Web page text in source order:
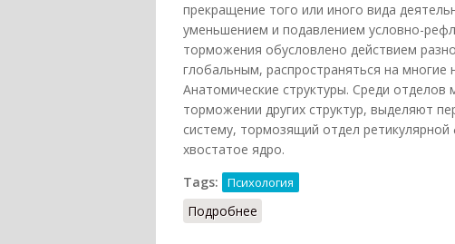
прекращение того или иного вида
уменьшением и подавлением условно-
торможения обусловлено действием
глобальным, распространяться на многие
Анатомические структуры. Среди
торможении других структур, выделяют
систему, тормозящий отдел
хвостатое ядро.
Tags:
Психология
Подробнее